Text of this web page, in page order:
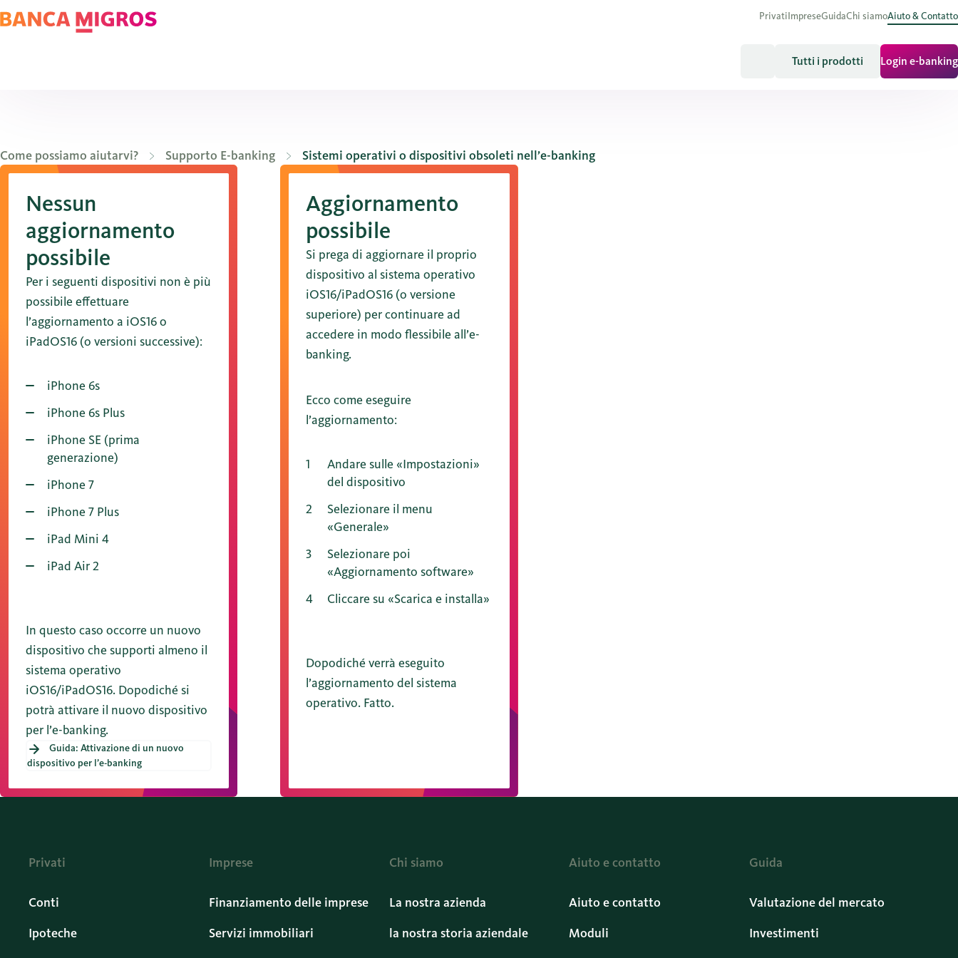
PrivatiImpreseGuidaChi siamoAiuto & Contatto
Tutti i prodotti Login e-banking
Come possiamo aiutarvi? Supporto E-banking Sistemi operativi o dispositivi obsoleti nell’e-banking
Nessun
aggiornamento
possibile
Per i seguenti dispositivi non è più
possibile effettuare
l’aggiornamento a iOS16 o
iPadOS16 (o versioni successive):
iPhone 6s
iPhone 6s Plus
iPhone SE (prima
generazione)
iPhone 7
iPhone 7 Plus
iPad Mini 4
iPad Air 2
In questo caso occorre un nuovo
dispositivo che supporti almeno il
sistema operativo
iOS16/iPadOS16. Dopodiché si
potrà attivare il nuovo dispositivo
per l’e-banking.
Guida: Attivazione di un nuovo
dispositivo per l’e-banking
Aggiornamento
possibile
Si prega di aggiornare il proprio
dispositivo al sistema operativo
iOS16/iPadOS16 (o versione
superiore) per continuare ad
accedere in modo flessibile all’e-
banking.
Ecco come eseguire
l’aggiornamento:
Andare sulle «Impostazioni»
del dispositivo
Selezionare il menu
«Generale»
Selezionare poi
«Aggiornamento software»
Cliccare su «Scarica e installa»
Dopodiché verrà eseguito
l’aggiornamento del sistema
operativo. Fatto.
Privati
Conti
Ipoteche
Imprese
Finanziamento delle imprese
Servizi immobiliari
Chi siamo
La nostra azienda
la nostra storia aziendale
Aiuto e contatto
Aiuto e contatto
Moduli
Guida
Valutazione del mercato
Investimenti